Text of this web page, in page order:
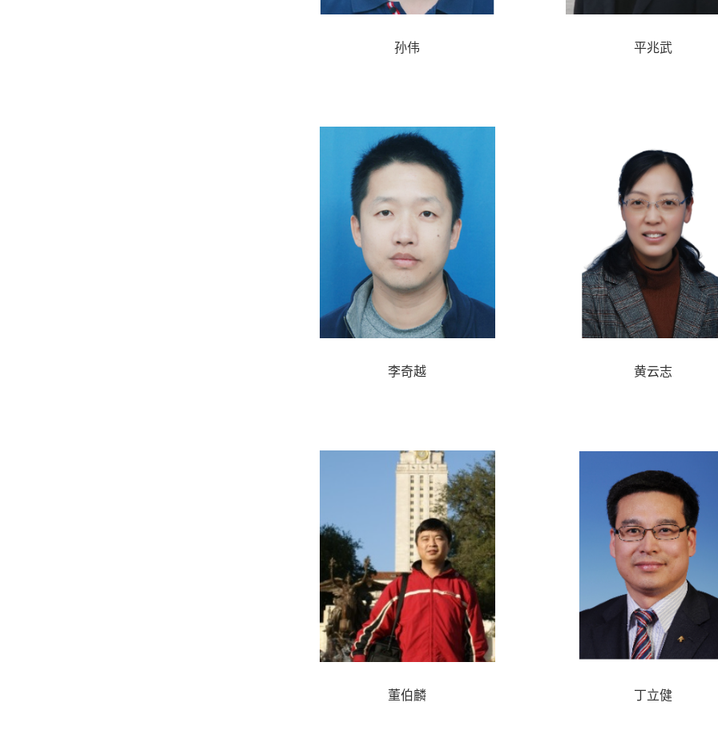
孙伟 平兆武
李奇越 黄云志
董伯麟 丁立健